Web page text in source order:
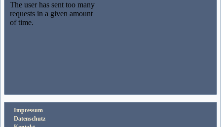
Impressum
Datenschutz